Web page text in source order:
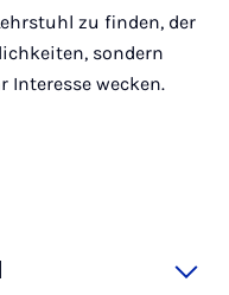
zu finden, der
sondern
Interesse wecken.